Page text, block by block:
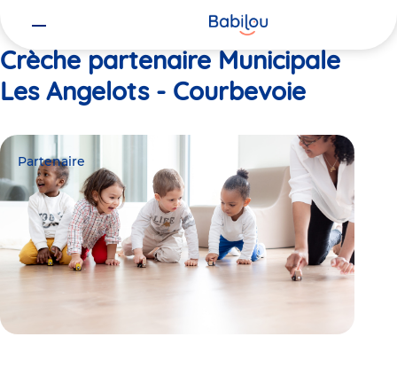
Crèche partenaire Municipale
Les Angelots - Courbevoie
Partenaire